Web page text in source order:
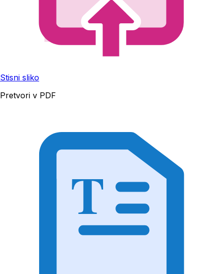
Stisni sliko
Pretvori v PDF
T